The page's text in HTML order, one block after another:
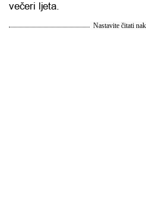
večeri ljeta.
Nastavite čitati